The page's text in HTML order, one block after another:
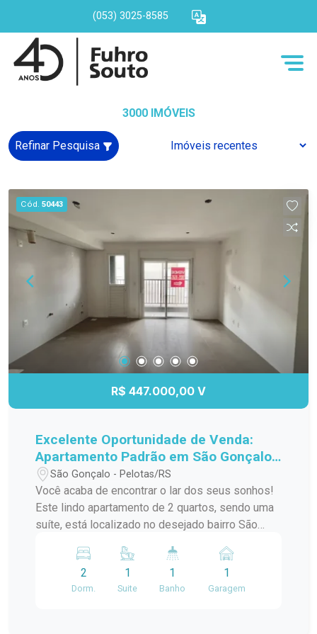
(053) 3025-8585
3000 IMÓVEIS
Refinar Pesquisa
Cód. 50443
R$ 447.000,00 V
Excelente Oportunidade de Venda:
Apartamento Padrão em São Gonçalo,
Pelotas/RS
São Gonçalo - Pelotas/RS
Você acaba de encontrar o lar dos seus sonhos!
Este lindo apartamento de 2 quartos, sendo uma
suíte, está localizado no desejado bairro São
e do Fórum. Com uma sacada charmosa e
churrasqueira, este espaço é perfeito para
receber amigos e familiares em momentos de
2
Dorm.
1
Suite
1
Banho
1
Garagem